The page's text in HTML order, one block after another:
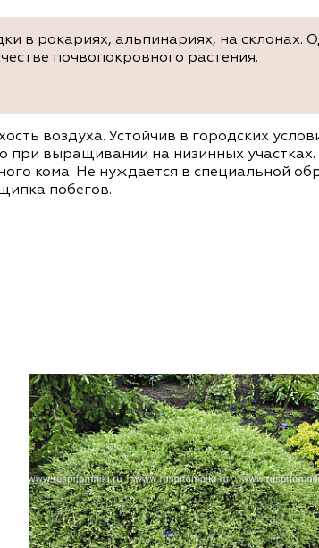
в рокариях, альпинариях, на
почвопокровного растения.
воздуха. Устойчив в городских
при выращивании на низинных
кома. Не нуждается в специальной
побегов.